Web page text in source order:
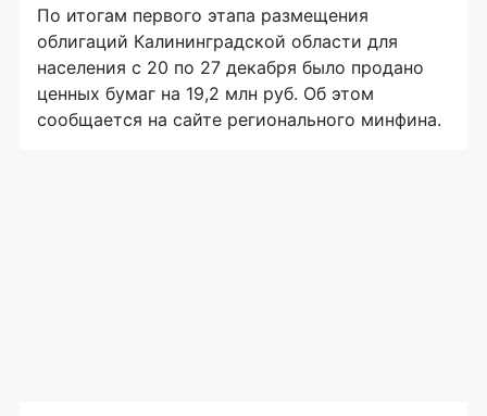
По итогам первого этапа размещения
облигаций Калининградской области для
населения с 20 по 27 декабря было продано
ценных бумаг на 19,2 млн руб. Об этом
сообщается на сайте регионального минфина.